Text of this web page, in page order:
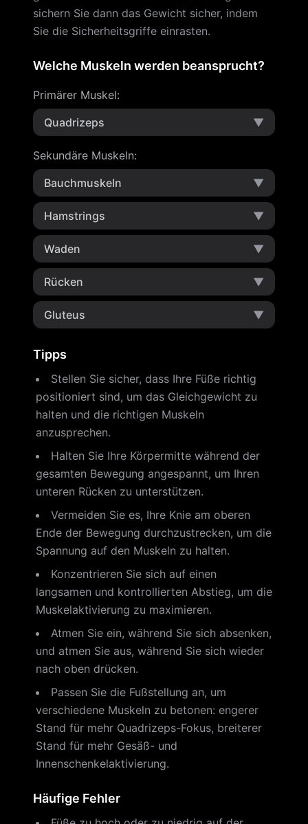
sichern Sie dann das Gewicht sicher, indem
Sie die Sicherheitsgriffe einrasten.
Welche Muskeln werden beansprucht?
Primärer Muskel:
Quadrizeps
▼
Sekundäre Muskeln:
Bauchmuskeln
▼
Hamstrings ▼
Waden ▼
Rücken ▼
Gluteus ▼
Tipps
Stellen Sie sicher, dass Ihre Füße richtig
positioniert sind, um das Gleichgewicht zu
halten und die richtigen Muskeln
anzusprechen.
Halten Sie Ihre Körpermitte während der
gesamten Bewegung angespannt, um Ihren
unteren Rücken zu unterstützen.
Vermeiden Sie es, Ihre Knie am oberen
Ende der Bewegung durchzustrecken, um die
Spannung auf den Muskeln zu halten.
Konzentrieren Sie sich auf einen
langsamen und kontrollierten Abstieg, um die
Muskelaktivierung zu maximieren.
Atmen Sie ein, während Sie sich absenken,
und atmen Sie aus, während Sie sich wieder
nach oben drücken.
Passen Sie die Fußstellung an, um
verschiedene Muskeln zu betonen: engerer
Stand für mehr Quadrizeps-Fokus, breiterer
Stand für mehr Gesäß- und
Innenschenkelaktivierung.
Häufige Fehler